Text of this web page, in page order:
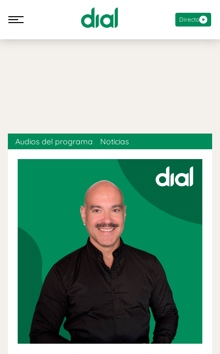
Directo
Audios del programa Noticias